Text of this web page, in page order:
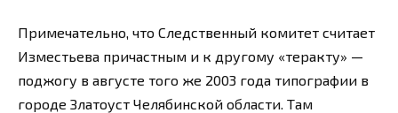
Примечательно, что Следственный комитет считает
Изместьева причастным и к другому «теракту» —
поджогу в августе того же 2003 года типографии в
городе Златоуст Челябинской области. Там